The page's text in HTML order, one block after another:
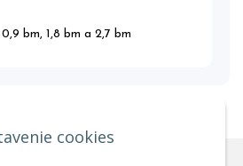
cookies
bm, 1,8 bm a 2,7 bm